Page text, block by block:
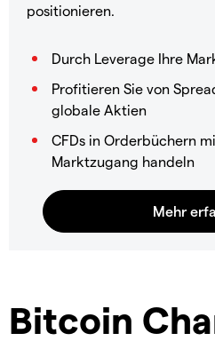
positionieren.
Durch Leverage Ihre
Profitieren Sie von
globale Aktien
CFDs in Orderbüchern
Marktzugang handeln
Bitcoin